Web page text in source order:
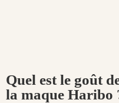
Quel est le goût
la maque Haribo